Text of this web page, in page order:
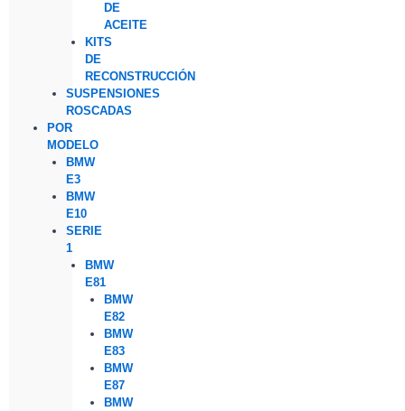
DE
ACEITE
KITS
DE
RECONSTRUCCIÓN
SUSPENSIONES
ROSCADAS
POR
MODELO
BMW
E3
BMW
E10
SERIE
1
BMW
E81
BMW
E82
BMW
E83
BMW
E87
BMW